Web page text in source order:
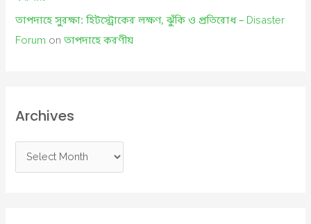
তাপদাহে সুরক্ষা: হিটস্ট্রোকের লক্ষণ, ঝুঁকি ও প্রতিরোধ – Disaster
Forum onতাপদাহে করণীয়
Archives
r